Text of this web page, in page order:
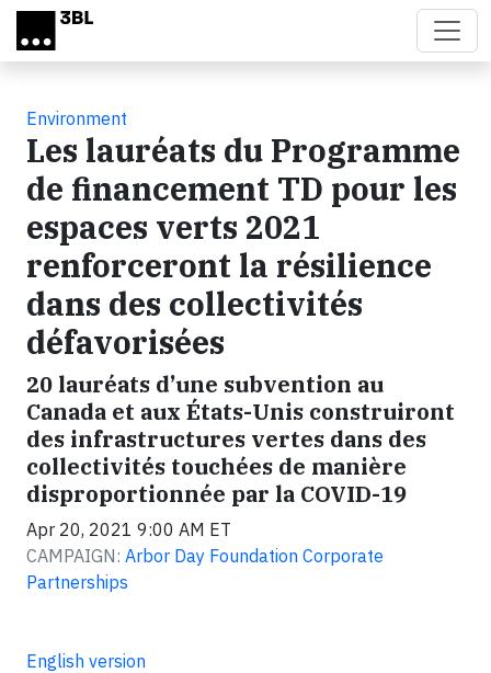
Skip to main content
Environment
Les lauréats du Programme
de financement TD pour les
espaces verts 2021
renforceront la résilience
dans des collectivités
défavorisées
20 lauréats d’une subvention au
Canada et aux États-Unis construiront
des infrastructures vertes dans des
collectivités touchées de manière
disproportionnée par la COVID-19
Apr 20, 2021 9:00 AM ET
CAMPAIGN: Arbor Day Foundation Corporate
Partnerships
English version